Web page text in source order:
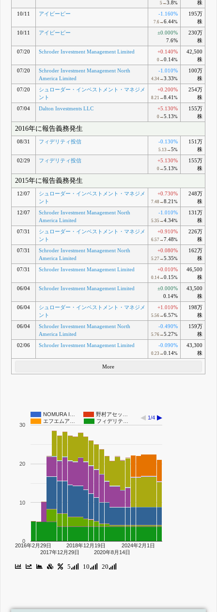
5→ 3.8%
株
10/11
アイビーピー -1.160%
7.6→ 6.44%
195万
株
10/11
アイビーピー
±0.000%
7.6%
230万
株
07/20
Schroder Investment Management Limited +0.140%
0→ 0.14%
42,500
株
07/20
Schroder Investment Management North
America Limited
-1.010%
4.34→ 3.33%
100万
株
07/20
シュローダー・インベストメント・マネジメ
ント
+0.200%
8.21→ 8.41 %
254万
株
07/04
Dalton Investments LLC +5.130%
0→ 5.13%
155万
株
2016年に報告義務発生
08/31 フィデリティ投信 -0.130%
5.13→ 5%
151万
株
02/29
フィデリティ投信 +5.130%
0→ 5.13%
155万
株
2015年に報告義務発生
12/07
シュローダー・インベストメント・マネジメ
ント
+0.730%
7.48→ 8.21 %
248万
株
12/07
Schroder Investment Management North
America Limited
-1.010%
5.35→ 4.34%
131万
株
07/31
シュローダー・インベストメント・マネジメ
ント
+0.910%
6.57→ 7.48%
226万
株
07/31
Schroder Investment Management North
America Limited
+0.080%
5.27→ 5.35%
162万
株
07/31
Schroder Investment Management Limited +0.010%
0.14→ 0.15%
46,500
株
06/04
Schroder Investment Management Limited
±0.000%
0.14%
43,500
株
06/04
シュローダー・インベストメント・マネジメ
ント
+1.010%
5.56→ 6.57%
198万
株
06/04
Schroder Investment Management North
America Limited
-0.490%
5.76→ 5.27%
159万
株
02/06
Schroder Investment Management Limited -0.090%
0.23→ 0.14%
43,300
株
More
NOMURA I…
野村アセッ…
エフエムア…
フィデリテ…
1/4
2016年2月29日
2017年12月29日
2018年12月19日
2020年8月14日
2024年2月1日
0
10
20
30
5 10 20